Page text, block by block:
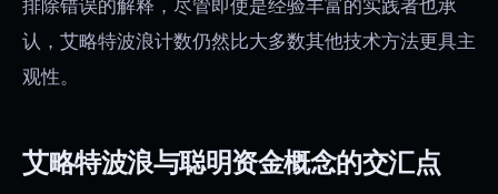
排除错误的解释，尽管即使是经验丰富的实践者也承
认，艾略特波浪计数仍然比大多数其他技术方法更具主
观性。
艾略特波浪与聪明资金概念的交汇点